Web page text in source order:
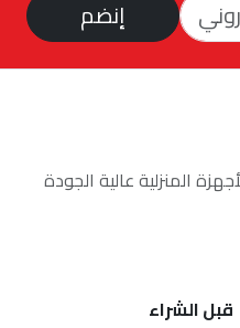
إنضم
المنزلية عالية الجودة
قبل الشراء